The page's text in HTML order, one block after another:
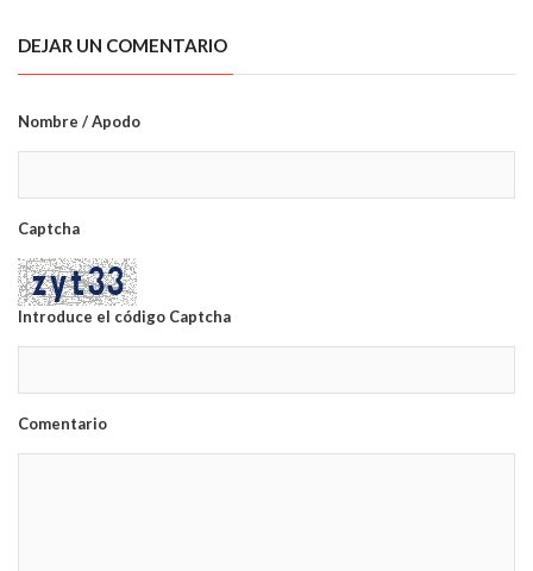
DEJAR UN COMENTARIO
Nombre / Apodo
Captcha
Introduce el código Captcha
Comentario